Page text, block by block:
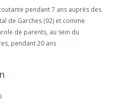
pendant 7 ans auprès des
de Garches (92) et comme
de parents, au sein du
pendant 20 ans